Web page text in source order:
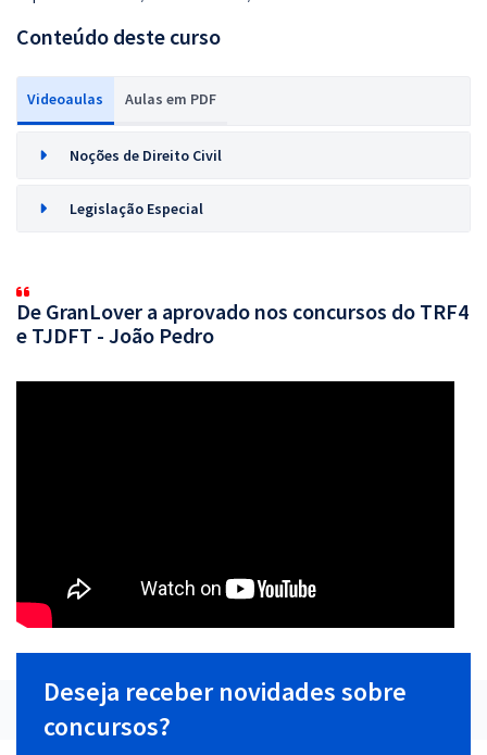
Conteúdo deste curso
Videoaulas Aulas em PDF
Noções de Direito Civil
Legislação Especial
De GranLover a aprovado nos concursos do TRF4
e TJDFT - João Pedro
Deseja receber novidades sobre
concursos?